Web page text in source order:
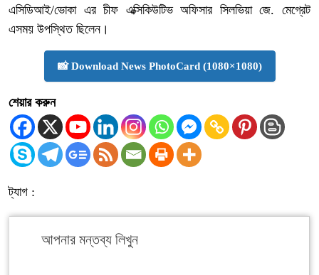
এসিডিআই/ভোকা এর চীফ এক্সিকিউটিভ অফিসার সিলভিয়া জে. মেগ্রেট
এসময় উপস্থিত ছিলেন।
📸 Download News PhotoCard (1080×1080)
শেয়ার করুন
ট্যাগ :
আপনার মন্তব্য লিখুন